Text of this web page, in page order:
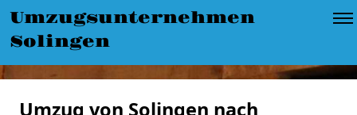
Umzugsunternehmen
Solingen
Umzug von Solingen nach